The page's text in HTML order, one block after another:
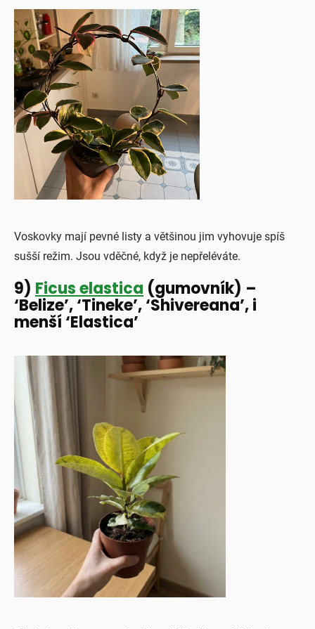
Voskovky mají pevné listy a většinou jim vyhovuje spíš
sušší režim. Jsou vděčné, když je nepřeléváte.
9) Ficus elastica (gumovník) –
‘Belize’, ‘Tineke’, ‘Shivereana’, i
menší ‘Elastica’